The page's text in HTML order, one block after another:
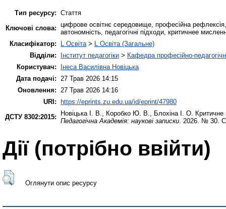
Тип ресурсу: Стаття
Ключові слова: цифрове освітнє середовище, професійна рефлексія,
автономність, педагогічні підходи, критичнее
Класифікатор:
L Освіта > L Освіта (Загальне)
Відділи:
Інститут педагогіки > Кафедра професійно-
Користувач:
Інеса Василівна Новіцька
Дата подачі:
27 Трав 2026 14:15
Оновлення:
27 Трав 2026 14:16
URI: https://eprints.zu.edu.ua/id/eprint/47980
ДСТУ 8302:2015:
Новіцька І. В. Коробко Ю. В. Блохіна І. О.
Педагогічна Академія: наукові записки . 2026. № 30.
Дії ​​(потрібно ввійти)
Оглянути опис ресурсу